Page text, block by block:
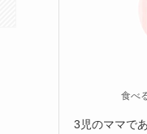
食べ
3児のママで